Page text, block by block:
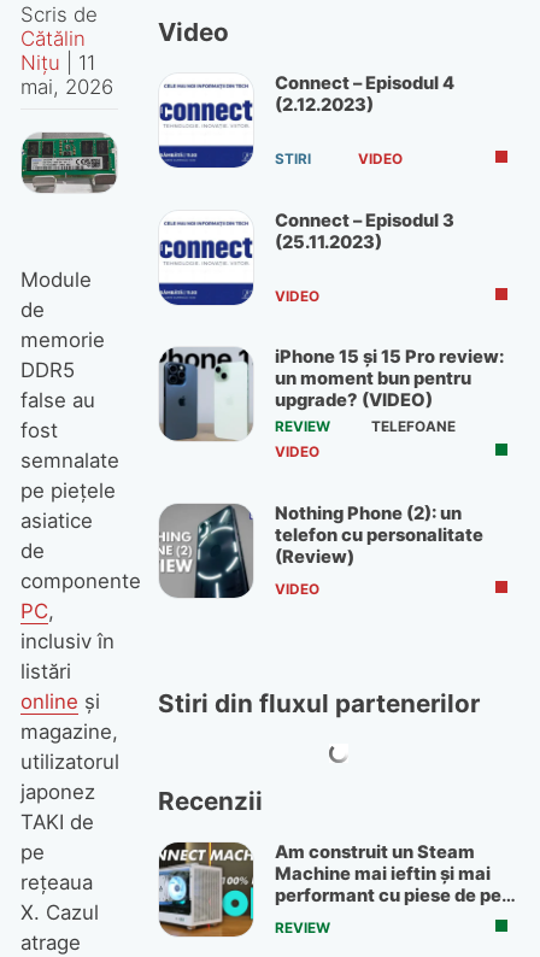
Scris de
Cătălin
Nițu
11
mai, 2026
Module
de
memorie
DDR5
false au
fost
semnalate
pe piețele
asiatice
de
componente
PC,
inclusiv în
listări
online și
magazine,
utilizatorul
japonez
TAKI de
pe
rețeaua
X. Cazul
atrage
Video
Connect – Episodul 4
(2.12.2023)
STIRI VIDEO
Connect – Episodul 3
(25.11.2023)
VIDEO
iPhone 15 și 15 Pro review:
un moment bun pentru
upgrade? (VIDEO)
REVIEW
TELEFOANE
VIDEO
Nothing Phone (2): un
telefon cu personalitate
(Review)
VIDEO
Stiri din fluxul partenerilor
Recenzii
Am construit un Steam
Machine mai ieftin și mai
performant cu piese de pe
OLX
REVIEW